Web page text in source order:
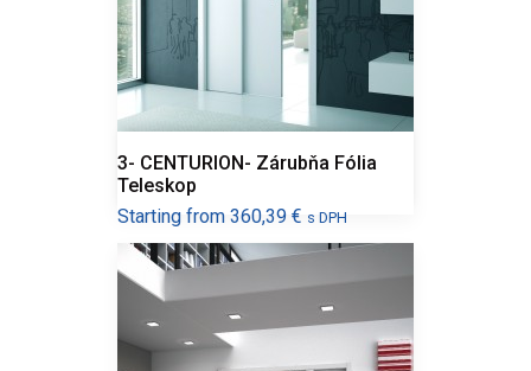
3- CENTURION- Zárubňa Fólia
Teleskop
Starting from Cena
360,39 € s DPH